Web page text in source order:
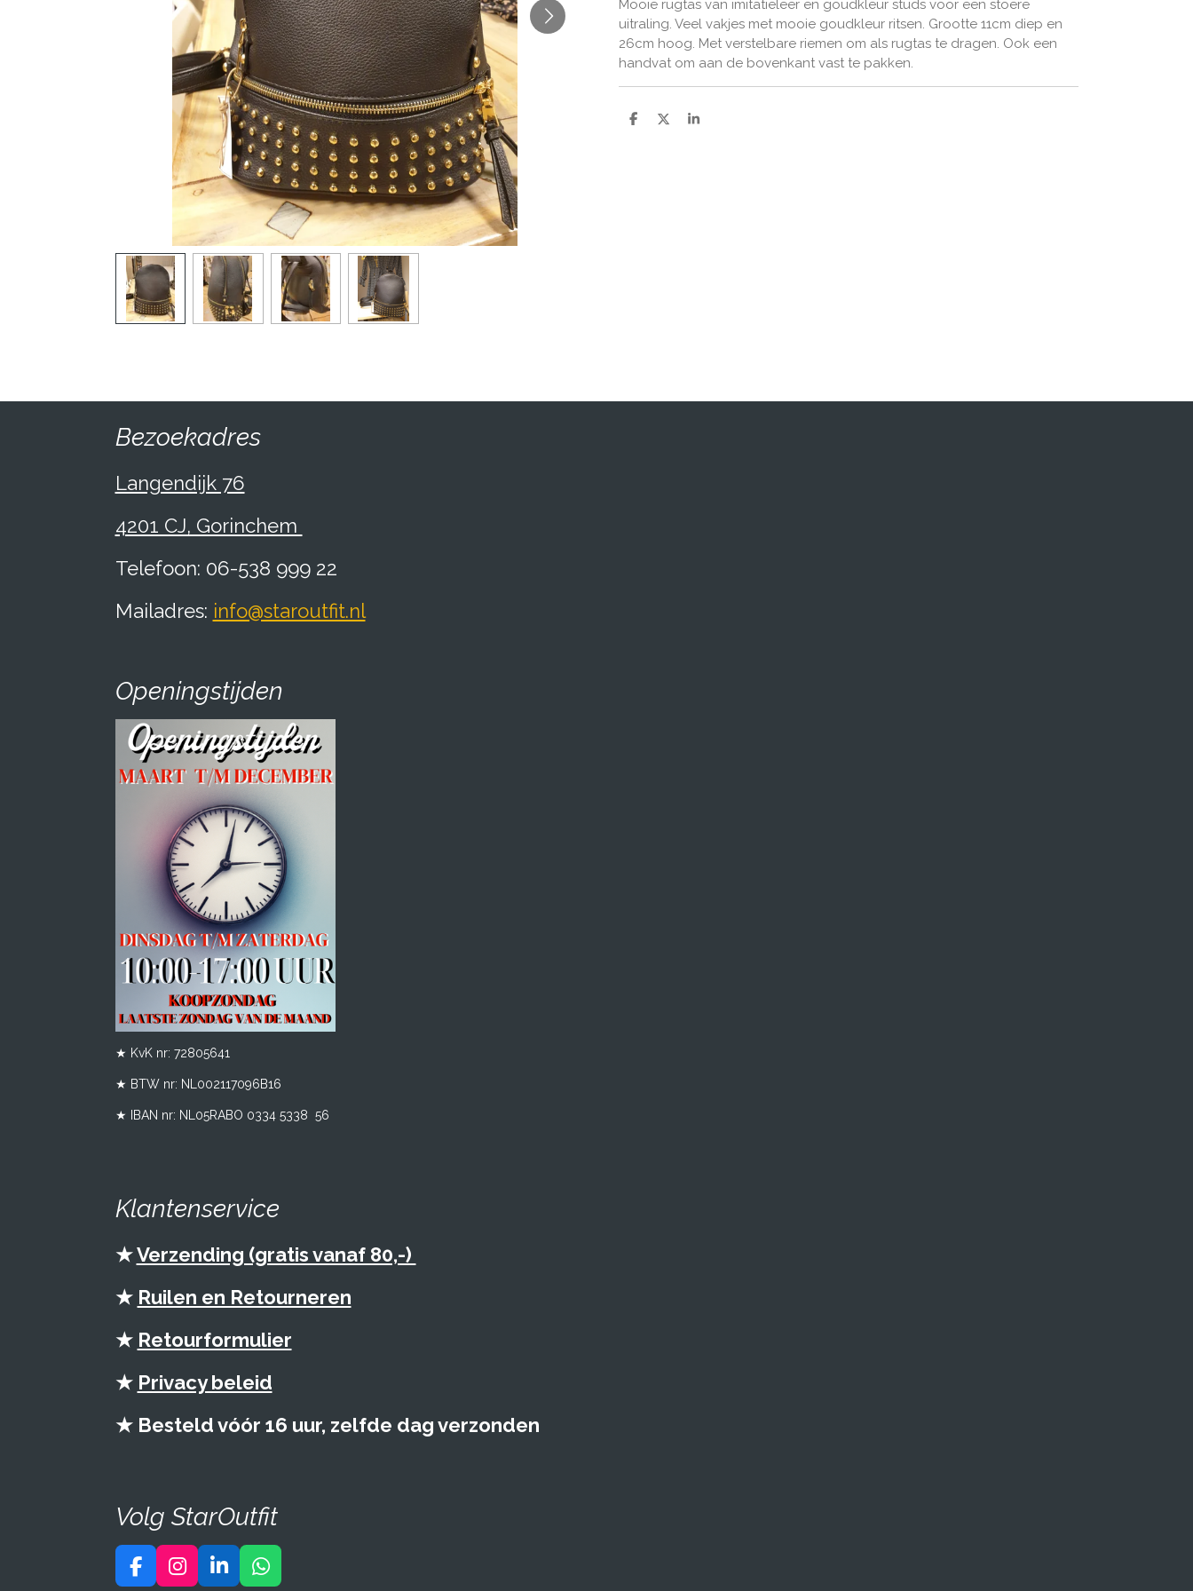
Mooie rugtas van imitatieleer en goudkleur studs voor een stoere
uitraling. Veel vakjes met mooie goudkleur ritsen. Grootte 11cm diep en
26cm hoog. Met verstelbare riemen om als rugtas te dragen. Ook een
handvat om aan de bovenkant vast te pakken.
D
D
S
Bezoekadres
Langendijk 76
4201 CJ, Gorinchem
Telefoon: 06-538 999 22
Mailadres: info@staroutfit.nl
Openingstijden
★ KvK nr: 72805641
★ BTW nr: NL002117096B16
★ IBAN nr: NL05RABO 0334 5338 56
Klantenservice
★Verzending (gratis vanaf 80,-)
★ Ruilen en Retourneren
★ Retourformulier
★ Privacy beleid
★ Besteld vóór 16 uur, zelfde dag verzonden
Volg StarOutfit
F
I
L
W